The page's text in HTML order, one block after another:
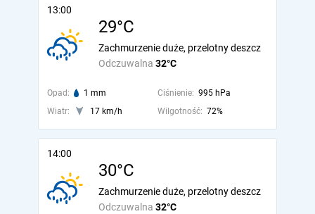
13:00
29°C
Odczuwalna 32°C
Zachmurzenie duże, przelotny deszcz
Opad: 1 mm Ciśnienie: 995 hPa
Wiatr:
17 km/h Wilgotność: 72%
14:00
30°C
Odczuwalna 32°C
Zachmurzenie duże, przelotny deszcz